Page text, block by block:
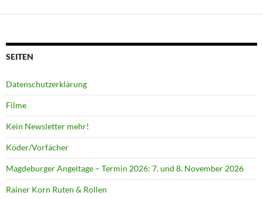
SEITEN
Datenschutzerklärung
Filme
Kein Newsletter mehr!
Köder/Vorfächer
Magdeburger Angeltage – Termin 2026: 7. und 8. November 2026
Rainer Korn Ruten & Rollen